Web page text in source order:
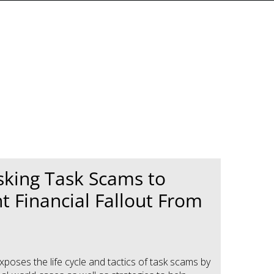
Task Scams to
Financial Fallout From
the life cycle and tactics of task scams by